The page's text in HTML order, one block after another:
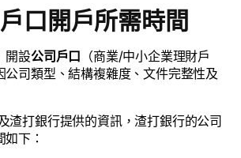
口開戶所需時間
開設公司戶口 （商業/中小企業理財戶
公司類型、結構複雜度、文件完整性及
渣打銀行提供的資訊，渣打銀行的公司
下：